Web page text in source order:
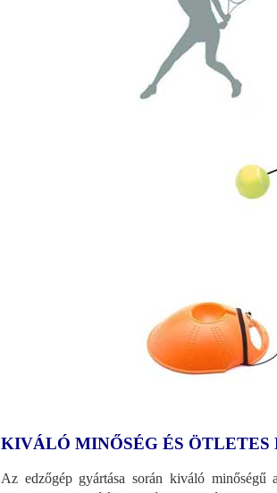
KIVÁLÓ MINŐSÉG ÉS ÖTLETES
Az edzőgép gyártása során kiváló minőségű